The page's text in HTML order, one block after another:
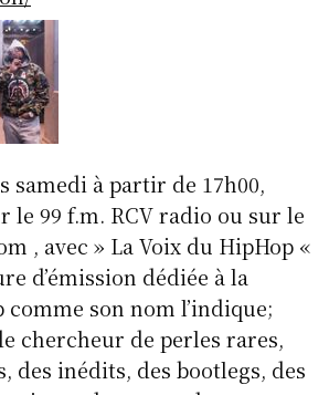
samedi à partir de 17h00,
le 99 f.m. RCV radio ou sur le
, avec » La Voix du HipHop «
d’émission dédiée à la
son nom l’indique;
chercheur de perles rares,
des inédits, des bootlegs, des